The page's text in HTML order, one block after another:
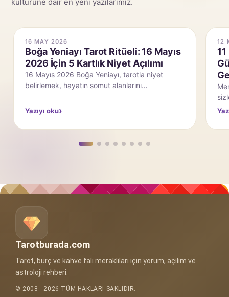
12 MAY 2026
11 Mayıs Haftası Astrolojik Etkileri:
Güneş ve Jüpiter Sekstili Ne
Getiriyor?
Merhaba herkese, 11 Mayıs haftasının etkilerini
dikkat çekici etki, Güneş ve Jüpit…
Yazıyı oku
06
Tarotburada.com
Tarot, burç ve kahve falı meraklıları için yorum, açılım ve
astroloji rehberi.
© 2008 - 2026 TÜM HAKLARI SAKLIDIR.